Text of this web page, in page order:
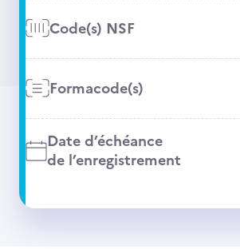
Code(s) NSF
Formacode(s)
Date d’échéance
de l’enregistrement